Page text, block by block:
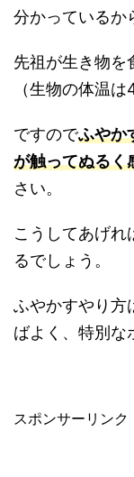
分かっているか
先祖が生き物を
（生物の体温
ですのでふやか
が触ってぬるく
さい。
こうしてあげれ
るでしょう。
ふやかすやり方
ばよく、特別な
スポンサーリンク